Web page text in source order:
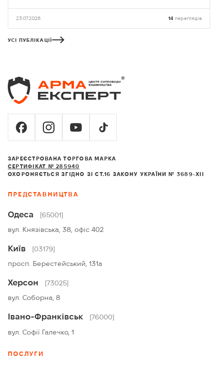
23.07.2026 14 переглядів
УСІ ПУБЛІКАЦІЇ
ЗАРЕЄСТРОВАНА ТОРГОВА МАРКА
СЕРТИФІКАТ № 285940
ОХОРОНЯЄТЬСЯ ЗГІДНО ЗІ СТ.16 ЗАКОНУ УКРАЇНИ № 3689-XII
ПРЕДСТАВНИЦТВА
Одеса
[65001]
вул. Князівська, 38, офіс 402
Київ
[03179]
просп. Берестейський, 131а
Херсон
[73025]
вул. Соборна, 8
Івано-Франківськ
[76000]
вул. Софії Галечко, 1
ПОСЛУГИ